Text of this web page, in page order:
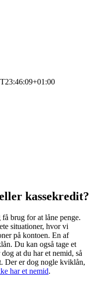
kassekredit?
brug for at låne penge.
situationer, hvor vi
på kontoen. En af
Du kan også tage et
at du har et nemid, så
Der er dog nogle kviklån,
har et nemid.